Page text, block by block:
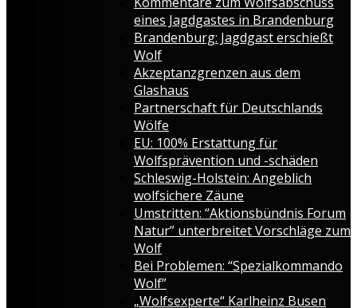
eines Jagdgastes in Brandenburg
Brandenburg: Jagdgast erschießt
Wolf
Akzeptanzgrenzen aus dem
Glashaus
Partnerschaft für Deutschlands
Wölfe
EU: 100% Erstattung für
Wolfsprävention und -schäden
Schleswig-Holstein: Angeblich
wolfsichere Zäune
Umstritten: “Aktionsbündnis Forum
Natur” unterbreitet Vorschläge zum
Wolf
Bei Problemen: “Spezialkommando
Wolf”
„Wolfsexperte“ Karlheinz Busen